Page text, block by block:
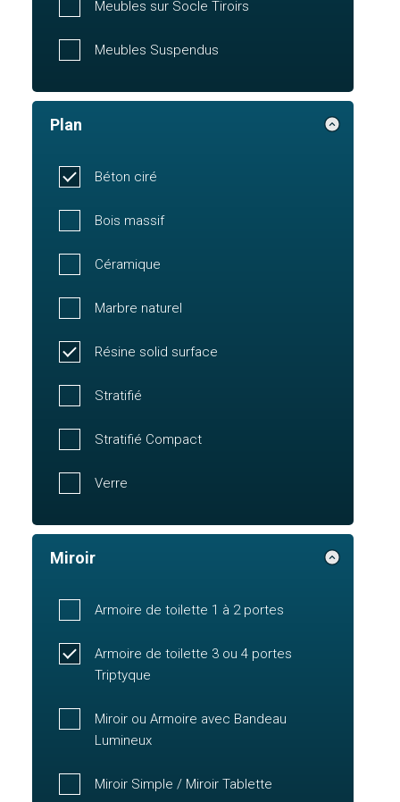
Meubles sur Socle Tiroirs
Meubles Suspendus
Plan
Béton ciré
Bois massif
Céramique
Marbre naturel
Résine solid surface
Stratifié
Stratifié Compact
Verre
Miroir
Armoire de toilette 1 à 2 portes
Armoire de toilette 3 ou 4 portes
Triptyque
Miroir ou Armoire avec Bandeau
Lumineux
Miroir Simple / Miroir Tablette